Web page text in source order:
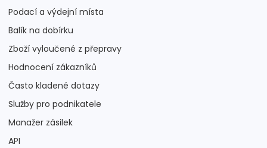
Podací a výdejní místa
Balík na dobírku
Zboží vyloučené z přepravy
Hodnocení zákazníků
Často kladené dotazy
Služby pro podnikatele
Manažer zásilek
API